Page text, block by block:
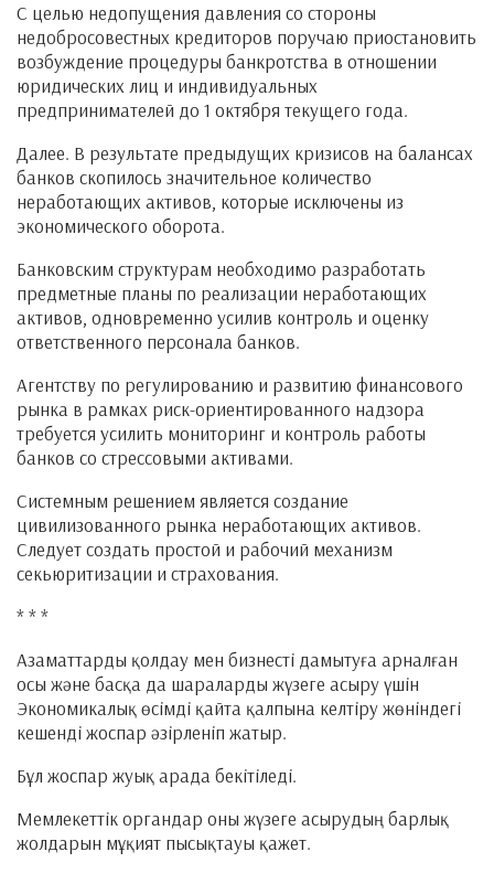
С целью недопущения давления со стороны
недобросовестных кредиторов поручаю приостановить
возбуждение процедуры банкротства в отношении
юридических лиц и индивидуальных
предпринимателей до 1 октября текущего года.
Далее. В результате предыдущих кризисов на балансах
банков скопилось значительное количество
неработающих активов, которые исключены из
экономического оборота.
Банковским структурам необходимо разработать
предметные планы по реализации неработающих
активов, одновременно усилив контроль и оценку
ответственного персонала банков.
Агентству по регулированию и развитию финансового
рынка в рамках риск-ориентированного надзора
требуется усилить мониторинг и контроль работы
банков со стрессовыми активами.
Системным решением является создание
цивилизованного рынка неработающих активов.
Следует создать простой и рабочий механизм
секьюритизации и страхования.
* * *
Азаматтарды қолдау мен бизнесті дамытуға арналған
осы және басқа да шараларды жүзеге асыру үшін
Экономикалық өсімді қайта қалпына келтіру жөніндегі
кешенді жоспар әзірленіп жатыр.
Бұл жоспар жуық арада бекітіледі.
Мемлекеттік органдар оны жүзеге асырудың барлық
жолдарын мұқият пысықтауы қажет.